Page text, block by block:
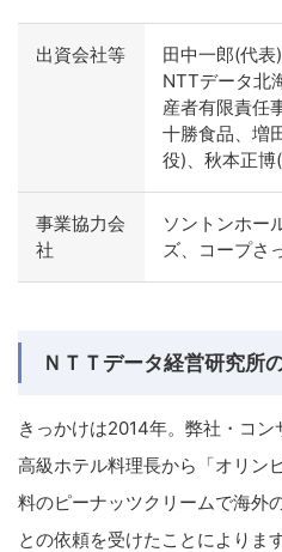
出資会社等
田中一郎(代表
NTTデータ北
産者有限責任
十勝食品、増
役)、秋本正博
事業協力会
社
ソントンホー
ズ、コープさ
ＮＴＴデータ経営研究所
きっかけは2014年。弊社・コ
高級ホテル料理長から「オリン
料のピーナッツクリームで海外
との依頼を受けたことによります